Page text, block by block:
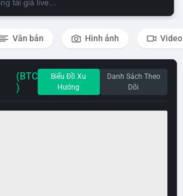
tải giá live...
Văn bản Hình ảnh Video
(BTC
)
Biểu Đồ Xu
Hướng
Danh Sách Theo
Dõi